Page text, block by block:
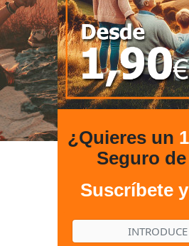
¿Quieres un
Seguro
Suscríbete